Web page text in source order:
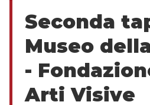
Seconda
Museo
-
Arti Visive